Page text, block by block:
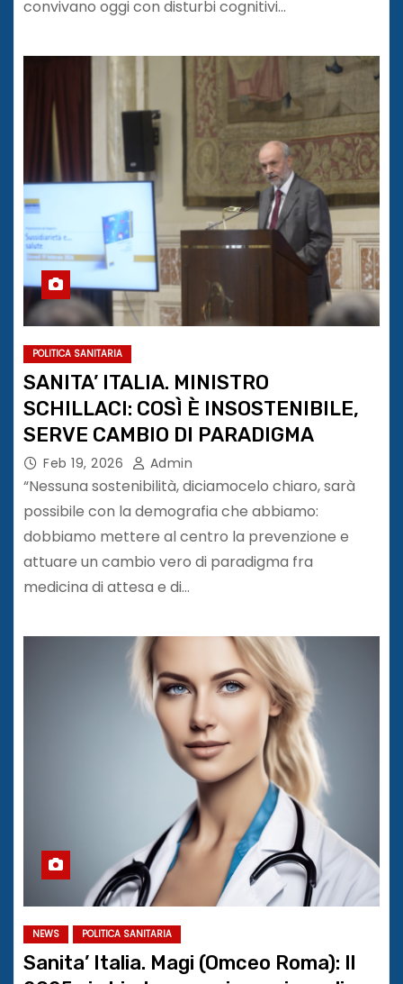
convivano oggi con disturbi cognitivi…
POLITICA SANITARIA
SANITA’ ITALIA. MINISTRO
SCHILLACI: COSÌ È INSOSTENIBILE,
SERVE CAMBIO DI PARADIGMA
Feb 19, 2026 Admin
“Nessuna sostenibilità, diciamocelo chiaro, sarà
possibile con la demografia che abbiamo:
dobbiamo mettere al centro la prevenzione e
attuare un cambio vero di paradigma fra
medicina di attesa e di…
NEWS POLITICA SANITARIA
Sanita’ Italia. Magi (Omceo Roma): Il